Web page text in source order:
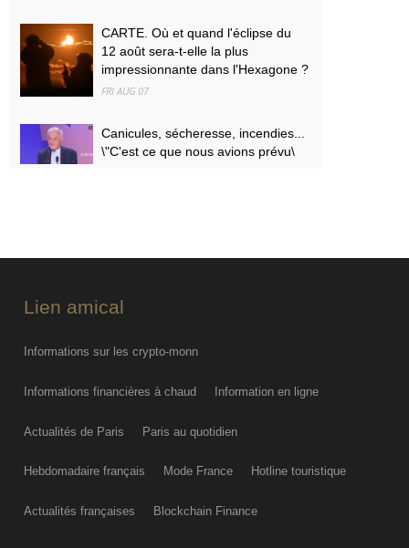
CARTE. Où et quand l'éclipse du
12 août sera-t-elle la plus
impressionnante dans l'Hexagone ?
FRI AUG 07
Canicules, sécheresse, incendies...
\"C'est ce que nous avions prévu\
FRI AUG 07
Lien amical
Informations sur les crypto-monn
Informations financières à chaud Information en ligne
Actualités de Paris Paris au quotidien
Hebdomadaire français Mode France Hotline touristique
Actualités françaises Blockchain Finance